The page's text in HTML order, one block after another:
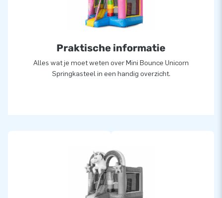
Praktische informatie
Alles wat je moet weten over Mini Bounce Unicorn
Springkasteel in een handig overzicht.